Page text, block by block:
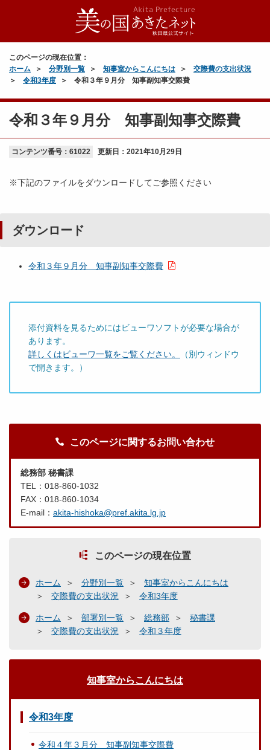
このページの現在位置：
ホーム
分野別一覧 知事室からこんにちは
交際費の支出状況
令和3年度
令和３年９月分 知事副知事交際費
令和３年９月分 知事副知事交際費
コンテンツ番号：61022 更新日： 2021年10月29日
※下記のファイルをダウンロードしてご参照ください
ダウンロード
令和３年９月分 知事副知事交際費
添付資料を見るためにはビューワソフトが必要な場合が
あります。
詳しくはビューワ一覧をご覧ください。
（別ウィンドウ
で開きます。）
このページに関するお問い合わせ
総務部 秘書課
TEL：018-860-1032
FAX：018-860-1034
E-mail： akita-hishoka@pref.akita.lg.jp
このページの現在位置
ホーム 分野別一覧
知事室からこんにちは
交際費の支出状況
令和3年度
ホーム 部署別一覧 総務部
秘書課
交際費の支出状況
令和３年度
知事室からこんにちは
令和3年度
令和４年３月分 知事副知事交際費